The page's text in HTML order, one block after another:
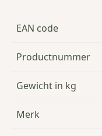
EAN code
Productnummer
Gewicht in kg
Merk